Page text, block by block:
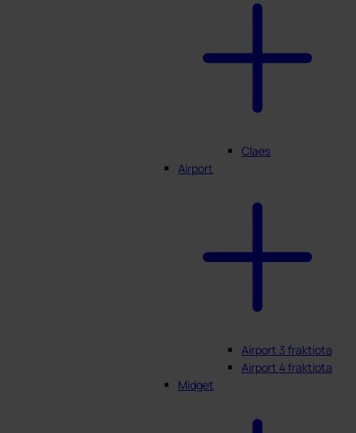
Claes
Airport
Airport 3 fraktiota
Airport 4 fraktiota
Midget